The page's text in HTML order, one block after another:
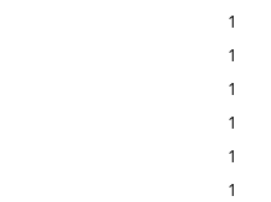
1
1
1
1
1
1